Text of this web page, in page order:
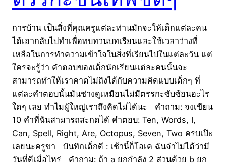
การบ้าน เป็นสิ่งที่คุณครูแต่ละท่านมักจะให้เด็กแต่ละคน
ได้เอากลับไปทำเพื่อทบทวนบทเรียนและใช้เวลาว่างที่
เหลือในการทำความเข้าใจในสิ่งที่เรียนไปในแต่ละวัน แต่
ใครจะรู้ว่า คำตอบของเด็กนักเรียนแต่ละคนนั้นจะ
สามารถทำให้เราคาดไม่ถึงได้กับความคิดแบบเด็กๆ ที่
แต่ละคำตอบนั้นมันช่างดูเหมือนไม่มีตรรกะซับซ้อนอะไร
ใดๆ เลย ทำไมผู้ใหญ่เราถึงคิดไม่ได้นะ คำถาม: จงเขียน
10 คำที่ฉันสามารถสะกดได้ คำตอบ: Ten, Words, I,
Can, Spell, Right, Are, Octopus, Seven, Two ครบเป๊ะ
เลยนะครูขา บันทึกเด็กดี : เช้านี้ก็โอเค ฉันจำไม่ได้ว่ามี
วันที่ดีเมื่อไหร่ คำถาม: ถ้า a ยกกำลัง 2 ส่วนด้วย b ยก